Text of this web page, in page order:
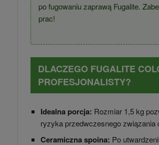
po fugowaniu zaprawą Fugalite.
prac!
DLACZEGO FUGALITE
PROFESJONALISTY?
Idealna porcja: Rozmiar 1,5 kg
ryzyka przedwczesnego związania
Ceramiczna spoina: Po